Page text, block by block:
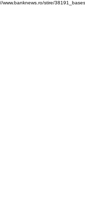
www.banknews.ro/stire/